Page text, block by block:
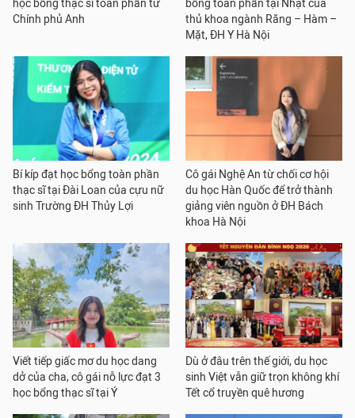
học bổng thạc sĩ toàn phần từ
Chính phủ Anh
bổng toàn phần tại Nhật của
thủ khoa ngành Răng – Hàm –
Mặt, ĐH Y Hà Nội
Bí kíp đạt học bổng toàn phần
thạc sĩ tại Đài Loan của cựu nữ
sinh Trường ĐH Thủy Lợi
Cô gái Nghệ An từ chối cơ hội
du học Hàn Quốc để trở thành
giảng viên nguồn ở ĐH Bách
khoa Hà Nội
Viết tiếp giấc mơ du học dang
dở của cha, cô gái nỗ lực đạt 3
học bổng thạc sĩ tại Ý
Dù ở đâu trên thế giới, du học
sinh Việt vẫn giữ trọn không khí
Tết cổ truyền quê hương